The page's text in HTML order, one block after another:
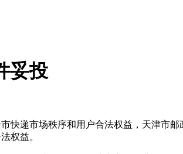
妥投
快递市场秩序和用户合法权益，天津市
权益。